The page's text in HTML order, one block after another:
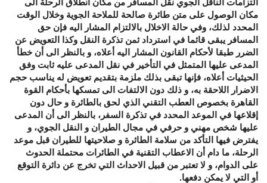
التزامات الناقل الجوي نقل المسافر من مكان انطلاق الرحلة الى
مكان الوصول على متن طائرة صالحة للملاحة الجوية وخلال الوقت
المحدد لذلك، وفي حالة الاخلال بالالتزام المشار اليه فإن حق
المسافر يبقى قائما في استرداد ثمن تذكرة النقل وكذا التعويض عن
الضرر طبقا لأحكام القانون المشار اليه أعلاه، و بالنظر الى أن خطأ
المدعى عليها المتمثل في التأخير في نقل المدعى عليه ثابت وفق
الحيثيات أعلاه، فإنها تبقى بذلك ملزمة بتقديم تعويض له يناسب حجم
الاضرار اللاحقة به، و ذلك دون الالتفات الى تمسكها بأحكام القوة
القاهرة بخصوص العطب التقني الذي لحق بالطائرة و حال دون
إقلاعها في الموعد المحدد في تذكرة السفر، بالنظر الى أن المدعى
عليها شخص مهني و حرفي في مجال الطيران و النقل الجوي، و
يفترض فيها التأكد من سلامة الطائرة و صلاحيتها للطيران قبل موعد
الرحلة، ما دام أن الاعطاب التقنية في الطائرات محتملة الحدوث
على الدوام، و لا تعتبر من قبيل الاحداث التي تخرج عن دائرة التوقع
أو التي لا يمكن دفعها.